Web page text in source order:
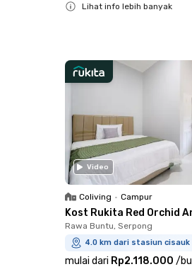
Lihat info lebih banyak
Video
Coliving • Campur
Kost Rukita Red Orchid
Rawa Buntu, Serpong
4.0 km dari stasiun cisauk
mulai dari Rp2.118.000 /